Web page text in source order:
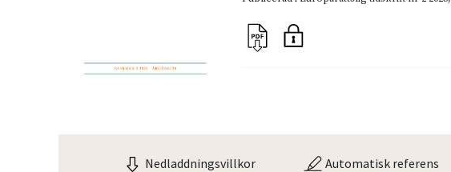
Nedladdningsvillkor Automatisk referens